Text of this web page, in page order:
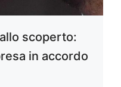
scoperto:
in accordo